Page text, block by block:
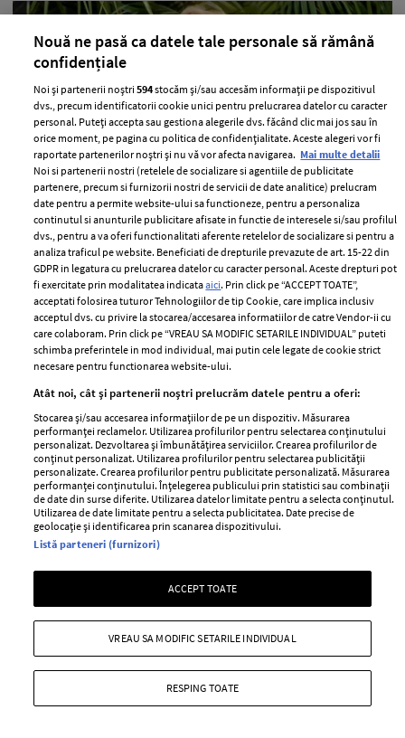
Ce spune Andreea Bălan despre decizia
instanței privind procesul ei de divorț:
„Complet incorectă”
DIVORT 07 martie 2022
Andreea Bălan nu este de acord cu decizia instanței
privind procesul de divorț dintre ea și fostul ei soț,
George Burcea.
+ MAI MULTE
Divorțul dintre George Burcea și
Andreea Bălan s-a încheiat
DIVORT 04 martie 2022
Nouă ne pasă ca datele tale personale să rămână
confidențiale
Noi și partenerii noștri594stocăm și/sau accesăm informații pe dispozitivul
dvs., precum identificatorii cookie unici pentru prelucrarea datelor cu caracter
personal. Puteți accepta sau gestiona alegerile dvs. făcând clic mai jos sau în
orice moment, pe pagina cu politica de confidențialitate. Aceste alegeri vor fi
raportate partenerilor noștri și nu vă vor afecta navigarea. Mai multe detalii
Noi si partenerii nostri (retelele de socializare si agentiile de publicitate
partenere, precum si furnizorii nostri de servicii de date analitice) prelucram
date pentru a permite website-ului sa functioneze, pentru a personaliza
continutul si anunturile publicitare afisate in functie de interesele si/sau profilul
dvs., pentru a va oferi functionalitati aferente retelelor de socializare si pentru a
analiza traficul pe website. Beneficiati de drepturile prevazute de art. 15-22 din
GDPR in legatura cu prelucrarea datelor cu caracter personal. Aceste drepturi pot
fi exercitate prin modalitatea indicataaici. Prin click pe “ACCEPT TOATE”,
acceptati folosirea tuturor Tehnologiilor de tip Cookie, care implica inclusiv
acceptul dvs. cu privire la stocarea/accesarea informatiilor de catre Vendor-ii cu
care colaboram. Prin click pe “VREAU SA MODIFIC SETARILE INDIVIDUAL” puteti
schimba preferintele in mod individual, mai putin cele legate de cookie strict
necesare pentru functionarea website-ului.
Atât noi, cât și partenerii noștri prelucrăm datele pentru a oferi:
Stocarea și/sau accesarea informațiilor de pe un dispozitiv. Măsurarea
performanței reclamelor. Utilizarea profilurilor pentru selectarea conținutului
personalizat. Dezvoltarea și îmbunătățirea serviciilor. Crearea profilurilor de
conținut personalizat. Utilizarea profilurilor pentru selectarea publicității
personalizate. Crearea profilurilor pentru publicitate personalizată. Măsurarea
performanței conținutului. Înțelegerea publicului prin statistici sau combinații
de date din surse diferite. Utilizarea datelor limitate pentru a selecta conținutul.
Utilizarea de date limitate pentru a selecta publicitatea. Date precise de
geolocație și identificarea prin scanarea dispozitivului.
Listă parteneri (furnizori)
ACCEPT TOATE
RESPING TOATE
VREAU SA MODIFIC SETARILE INDIVIDUAL